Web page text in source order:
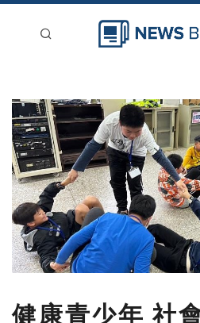
新聞稿分類
登入
刊登
健康青少年 社